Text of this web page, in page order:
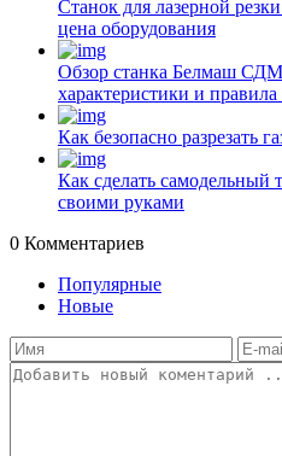
Станок для лазерной
цена оборудования
Обзор станка Белмаш
характеристики и
Как безопасно разрезать
Как сделать самодельный
своими руками
0 Комментариев
Популярные
Новые